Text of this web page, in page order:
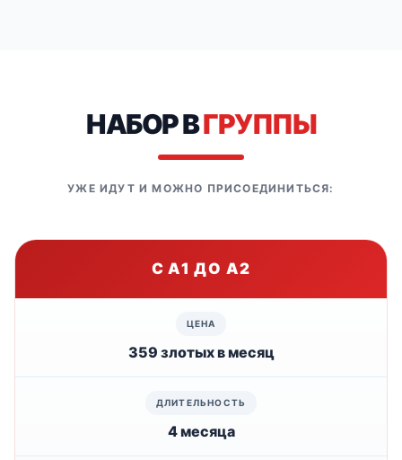
НАБОР ВГРУППЫ
УЖЕ ИДУТ И МОЖНО ПРИСОЕДИНИТЬСЯ:
С A1 ДО A2
359 злотых в месяц
4 месяца